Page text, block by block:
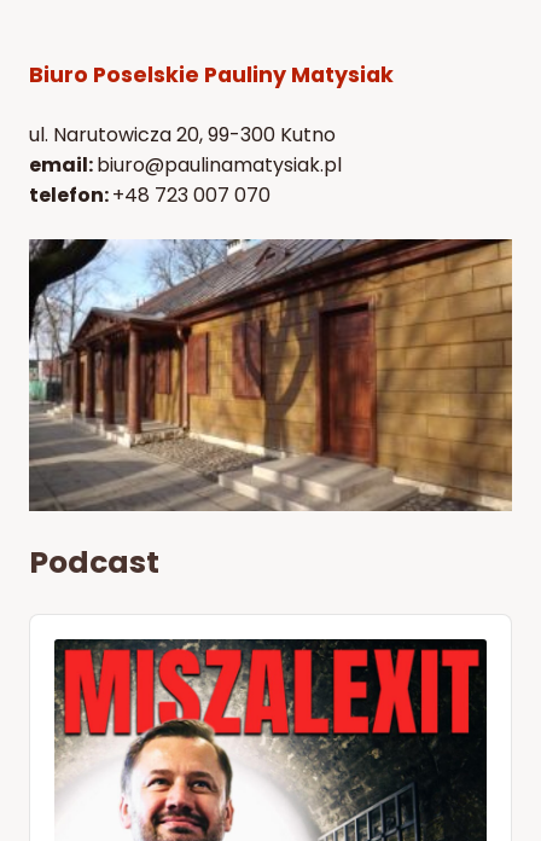
Biuro Poselskie Pauliny Matysiak
ul. Narutowicza 20, 99-300 Kutno
email:biuro@paulinamatysiak.pl
telefon:+48 723 007 070
Podcast
Audio
Player